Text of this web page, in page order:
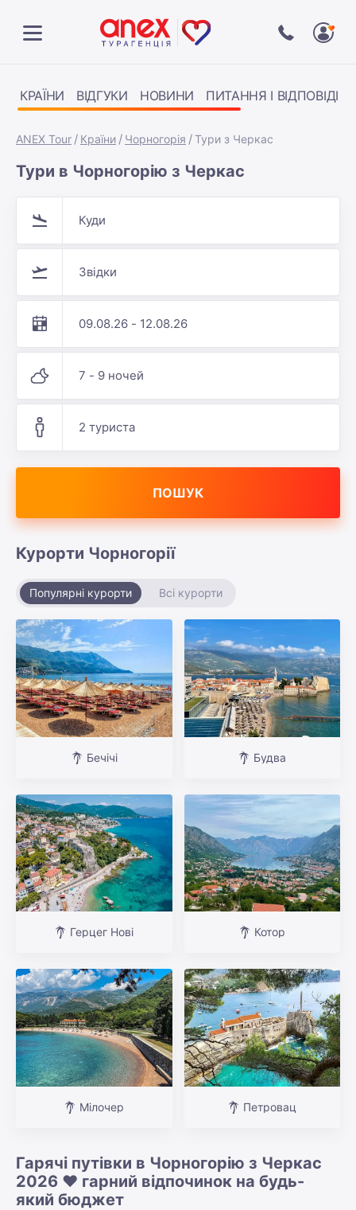
КРАЇНИ ВІДГУКИ НОВИНИ ПИТАННЯ І ВІДПОВІДІ
ANEX Tour Країни Чорногорія Тури з Черкас
Тури в Чорногорію з Черкас
Куди
Звідки
09.08.26 - 12.08.26
7 - 9 ночей
2 туриста
ПОШУК
Курорти Чорногорії
Популярні курорти Всі курорти
Бечічі Будва
Герцег Нові Котор
Мілочер Петровац
Гарячі путівки в Чорногорію з Черкас
2026 ❤️ гарний відпочинок на будь-
який бюджет